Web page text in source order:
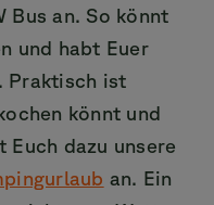
Bus an. So könnt
und habt Euer
Praktisch ist
könnt und
Euch dazu unsere
an. Ein